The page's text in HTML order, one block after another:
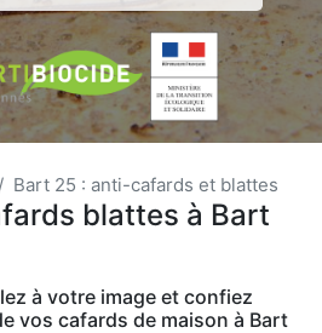
Bart 25 : anti-cafards et blattes
blattes à Bart
à votre image et confiez
vos cafards de maison à Bart